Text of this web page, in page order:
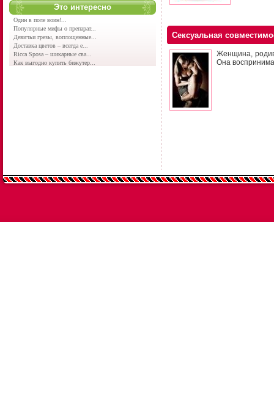
Это интересно
Один в поле воин!...
Популярные мифы о препарат...
Девичьи грезы, воплощенные...
Доставка цветов – всегда е...
Ricca Sposa – шикарные сва...
Как выгодно купить бижутер...
Сексуальная
Женщина,
Она